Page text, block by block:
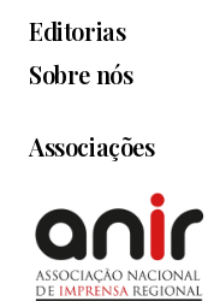
Editorias
Sobre nós
Associações